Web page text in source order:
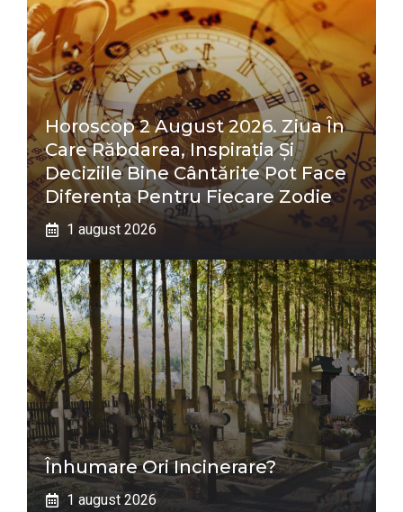
Horoscop 2 August 2026. Ziua În
Care Răbdarea, Inspirația Și
Deciziile Bine Cântărite Pot Face
Diferența Pentru Fiecare Zodie
1 august 2026
Înhumare Ori Incinerare?
1 august 2026